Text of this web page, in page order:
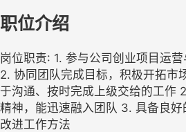
职位介绍
岗位职责: 1. 参与公司创业项目运
2. 协同团队完成目标，积极开拓市
于沟通、按时完成上级交给的工作
精神，能迅速融入团队 3. 具备良
改进工作方法